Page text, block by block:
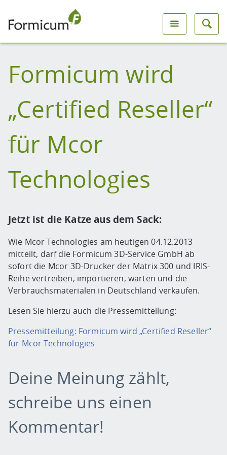
Formicum wird
„Certified Reseller“
für Mcor
Technologies
Jetzt ist die Katze aus dem Sack:
Wie Mcor Technologies am heutigen 04.12.2013
mitteilt, darf die Formicum 3D-Service GmbH ab
sofort die Mcor 3D-Drucker der Matrix 300 und IRIS-
Reihe vertreiben, importieren, warten und die
Verbrauchsmaterialen in Deutschland verkaufen.
Lesen Sie hierzu auch die Pressemitteilung:
Pressemitteilung: Formicum wird „Certified Reseller“
für Mcor Technologies
Deine Meinung zählt,
schreibe uns einen
Kommentar!